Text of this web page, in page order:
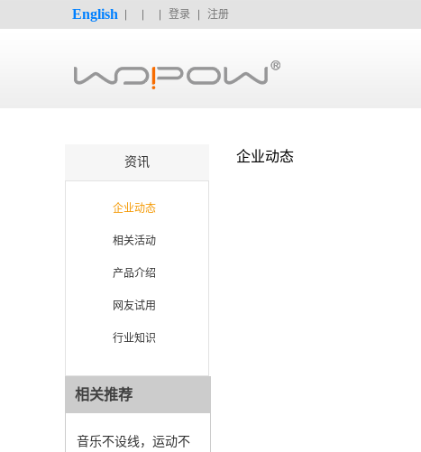
English 登录 注册
资讯
企业动态
相关活动
产品介绍
网友试用
行业知识
相关推荐
音乐不设线，运动不
企业动态